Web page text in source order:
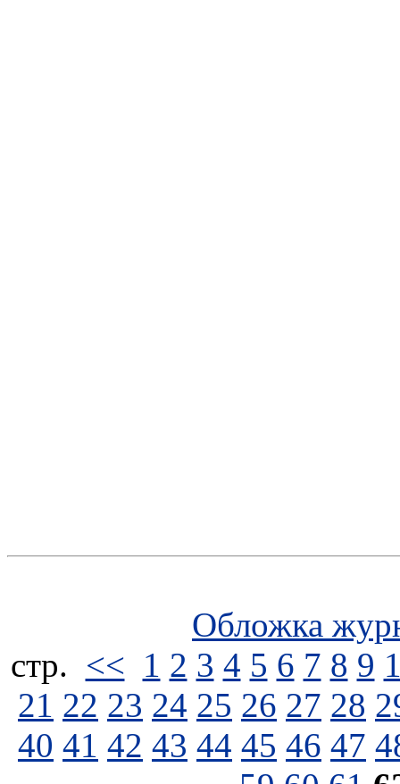
Обложка
стp. << 1 2 3 4 5 6 7 8 9
21 22 23 24 25 26 27 28
40 41 42 43 44 45 46 47